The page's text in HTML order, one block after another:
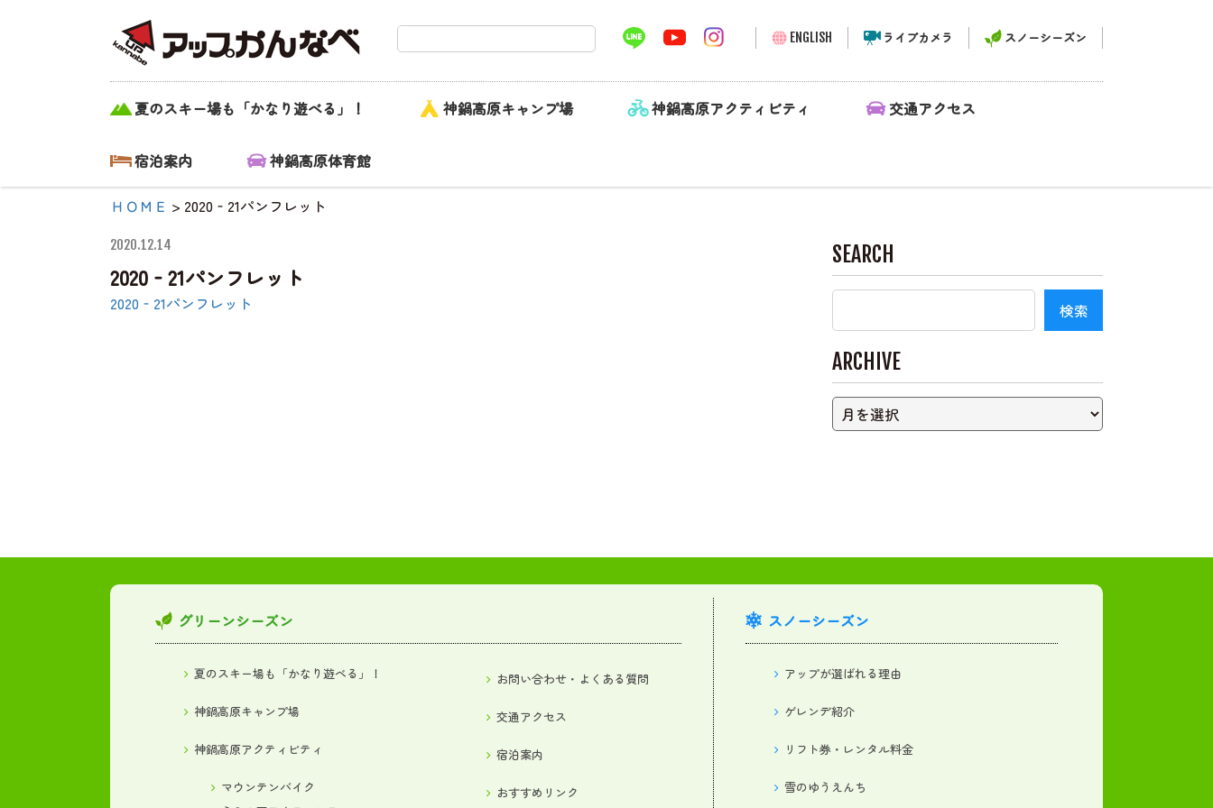
2020‐21パンフレ
ット|【公式】ア
ップかんなべ｜
兵庫県豊岡市・
関西 アウトド
ア・キャンプ
場・熱気球・高
ENGLISH ライブカメラ スノーシーズン
夏のスキー場も「かなり遊べる」！ 神鍋高原キャンプ場 神鍋高原アクティビティ 交通アクセス
宿泊案内 神鍋高原体育館
ＨＯＭＥ > 2020‐21パンフレット
2020.12.14
2020‐21パンフレット
2020‐21パンフレット
SEARCH
ARCHIVE
グリーンシーズン
夏のスキー場も「かなり遊べる」！
神鍋高原キャンプ場
神鍋高原アクティビティ
マウンテンバイク
お問い合わせ・よくある質問
交通アクセス
宿泊案内
おすすめリンク
スノーシーズン
アップが選ばれる理由
ゲレンデ紹介
リフト券・レンタル料金
雪のゆうえんち